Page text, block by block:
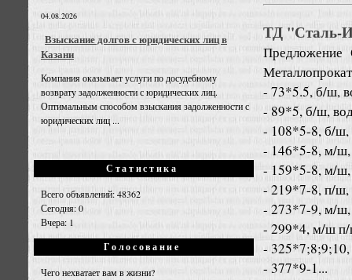
04.08.2026
Взыскание долгов с юридических лиц в
Казани
Компания оказывает услуги по досудебному
возврату задолженности с юридических лиц.
Оптимальным способом взыскания задолженности с
юридических лиц ...
Статистика
Всего объявлений: 48362
Сегодня: 0
Вчера: 1
Голосование
Чего нехватает вам в жизни?
ТД "Сталь-
Предложение
- 73*5.5, б/ш,
- 89*5, б/ш,
- 108*5-8, б/ш,
- 146*5-8, м/ш,
- 159*5-8, м/ш,
- 219*7-8, п/ш,
- 273*7-9, м/ш,
- 299*4, м/ш п/
-
- 377*9-1...